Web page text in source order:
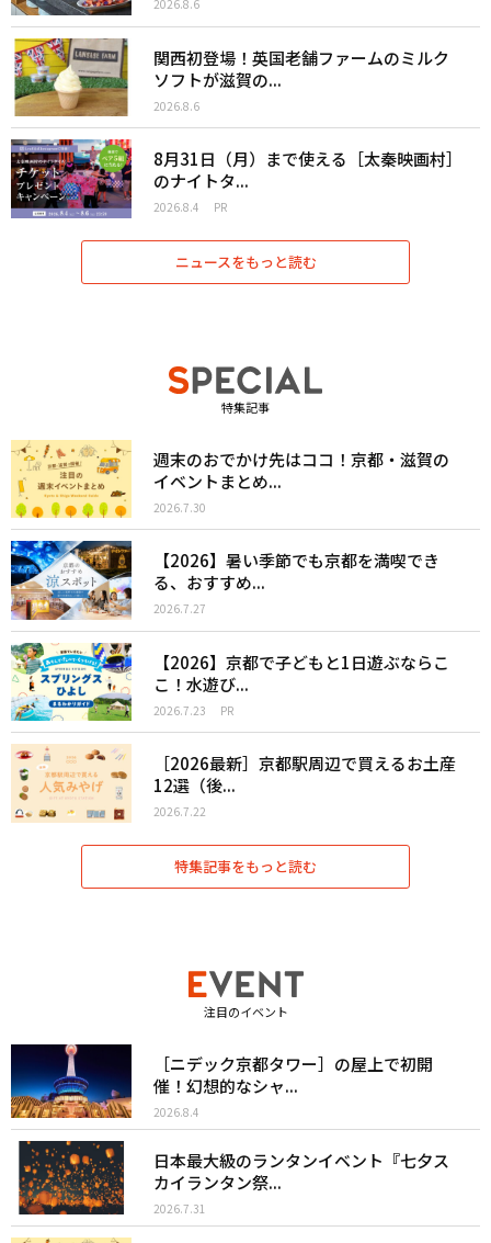
2026.8.6
関西初登場！英国老舗ファームのミルク
ソフトが滋賀の...
2026.8.6
8月31日（月）まで使える［太秦映画村］
のナイトタ...
2026.8.4 PR
ニュースをもっと読む
特集記事
週末のおでかけ先はココ！京都・滋賀の
イベントまとめ...
2026.7.30
【2026】暑い季節でも京都を満喫でき
る、おすすめ...
2026.7.27
【2026】京都で子どもと1日遊ぶならこ
こ！水遊び...
2026.7.23 PR
［2026最新］京都駅周辺で買えるお土産
12選（後...
2026.7.22
特集記事をもっと読む
注目のイベント
［ニデック京都タワー］の屋上で初開
催！幻想的なシャ...
2026.8.4
日本最大級のランタンイベント『七夕ス
カイランタン祭...
2026.7.31